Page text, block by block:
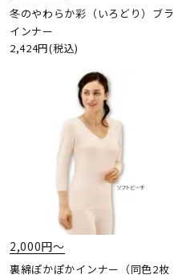
冬のやわらか彩（いろどり）ブラ
インナー
2,424円(税込)
2,000円〜
裏綿ぽかぽかインナー（同色2枚